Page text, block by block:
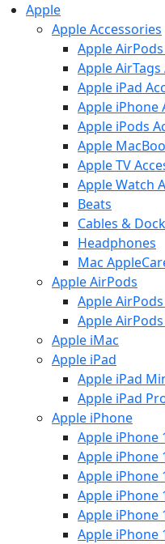
Apple
Apple Accessories
Apple
Apple
Apple iPad
Apple iPhone
Apple iPods
Apple
Apple TV
Apple Watch
Beats
Cables &
Headphones
Mac
Apple AirPods
Apple
Apple
Apple iMac
Apple iPad
Apple iPad
Apple iPad
Apple iPhone
Apple iPhone
Apple iPhone
Apple iPhone
Apple iPhone
Apple iPhone
Apple iPhone